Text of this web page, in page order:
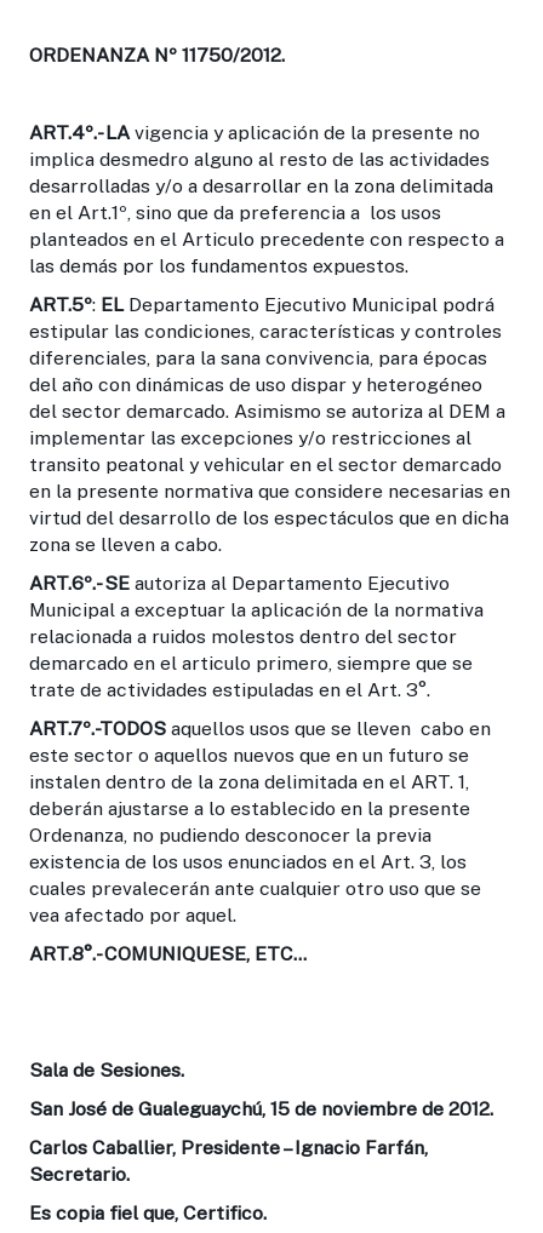
ORDENANZA Nº 11750/2012.
ART.4º.-LA vigencia y aplicación de la presente no
implica desmedro alguno al resto de las actividades
desarrolladas y/o a desarrollar en la zona delimitada
en el Art.1º, sino que da preferencia a los usos
planteados en el Articulo precedente con respecto a
las demás por los fundamentos expuestos.
ART.5º: ELDepartamento Ejecutivo Municipal podrá
estipular las condiciones, características y controles
diferenciales, para la sana convivencia, para épocas
del año con dinámicas de uso dispar y heterogéneo
del sector demarcado. Asimismo se autoriza al DEM a
implementar las excepciones y/o restricciones al
transito peatonal y vehicular en el sector demarcado
en la presente normativa que considere necesarias en
virtud del desarrollo de los espectáculos que en dicha
zona se lleven a cabo.
ART.6º.-SE autoriza al Departamento Ejecutivo
Municipal a exceptuar la aplicación de la normativa
relacionada a ruidos molestos dentro del sector
demarcado en el articulo primero, siempre que se
trate de actividades estipuladas en el Art. 3°.
ART.7º.-TODOS aquellos usos que se lleven cabo en
este sector o aquellos nuevos que en un futuro se
instalen dentro de la zona delimitada en el ART. 1,
deberán ajustarse a lo establecido en la presente
Ordenanza, no pudiendo desconocer la previa
existencia de los usos enunciados en el Art. 3, los
cuales prevalecerán ante cualquier otro uso que se
vea afectado por aquel.
ART.8°.-COMUNIQUESE, ETC…
Sala de Sesiones.
San José de Gualeguaychú, 15 de noviembre de 2012.
Carlos Caballier, Presidente – Ignacio Farfán,
Secretario.
Es copia fiel que, Certifico.